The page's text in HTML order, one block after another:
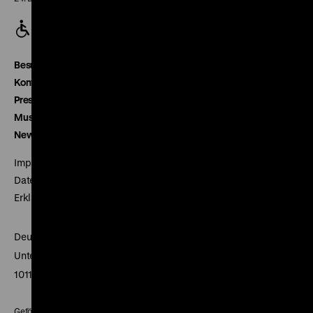
Besucherservice
Kontakt
Presse
Museumsverein
Newsletter
Impressum
Datenschutz
Erklärung digitale Barrierefreiheit
Deutsches Historisches Museum
Unter den Linden 2
10117 Berlin
Gefördert mit Mitteln des Beauftragten der Bundesregierung für